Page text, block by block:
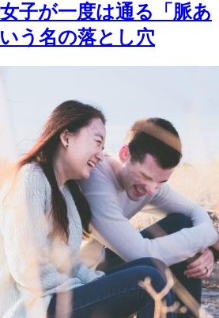
子が一度は通る「脈あ
う名の落とし穴